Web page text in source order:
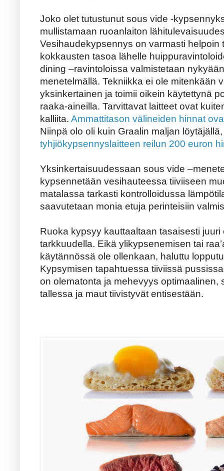
Joko olet tutustunut sous vide -
mullistamaan ruoanlaiton
Vesihaudekypsennys on varmasti helpoin
kokkausten tasoa lähelle
dining –ravintoloissa valmistetaan
menetelmällä. Tekniikka ei ole mitenkään
yksinkertainen ja toimii oikein käytettynä
raaka-aineilla. Tarvittavat laitteet ovat
kalliita. Ammattitason välineiden hinnat
Niinpä olo oli kuin Graalin maljan
tyhjiökypsennyslaitteen reilun 200 euron
Yksinkertaisuudessaan sous vide
kypsennetään vesihauteessa tiiviiseen
matalassa tarkasti kontrolloidussa
saavutetaan monia etuja perinteisiin
Ruoka kypsyy kauttaaltaan tasaisesti
tarkkuudella. Eikä ylikypsenemisen tai
käytännössä ole ollenkaan, haluttu
Kypsymisen tapahtuessa tiiviissä
on olematonta ja mehevyys optimaalinen,
tallessa ja maut tiivistyvät entisestään.